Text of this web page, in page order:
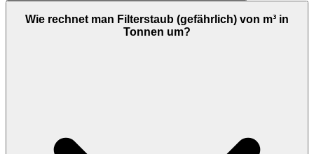
Wie rechnet man Filterstaub (gefährlich) von m³ in
Tonnen um?